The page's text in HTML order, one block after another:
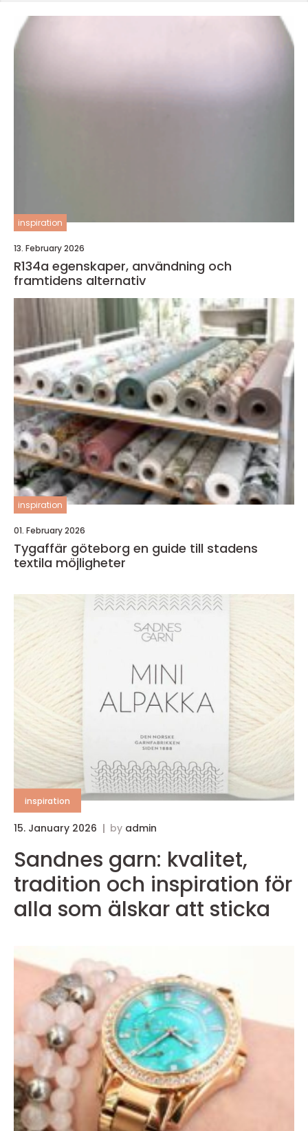
inspiration
13. February 2026
R134a egenskaper, användning och
framtidens alternativ
inspiration
01. February 2026
Tygaffär göteborg en guide till stadens
textila möjligheter
inspiration
15. January 2026 by admin
Sandnes garn: kvalitet,
tradition och inspiration för
alla som älskar att sticka